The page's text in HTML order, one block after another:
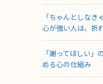
「ちゃんとしなき
心が強い人は、折
「謝ってほしい
める心の仕組み